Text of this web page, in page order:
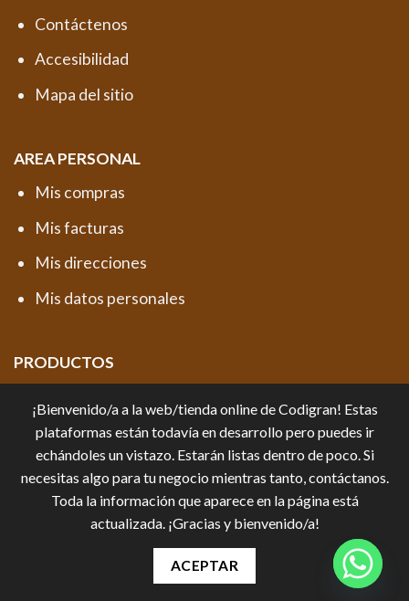
Contáctenos
Accesibilidad
Mapa del sitio
AREA PERSONAL
Mis compras
Mis facturas
Mis direcciones
Mis datos personales
PRODUCTOS
Promociones y Novedades
Copyright 2026 ©Newtron Informática
¡Bienvenido/a a la web/tienda online de Codigran! Estas
plataformas están todavía en desarrollo pero puedes ir
echándoles un vistazo. Estarán listas dentro de poco. Si
necesitas algo para tu negocio mientras tanto, contáctanos.
Toda la información que aparece en la página está
actualizada. ¡Gracias y bienvenido/a!
ACEPTAR